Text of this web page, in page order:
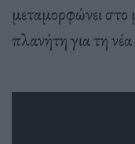
μεταμορφώνει
πλανήτη για τη νέα